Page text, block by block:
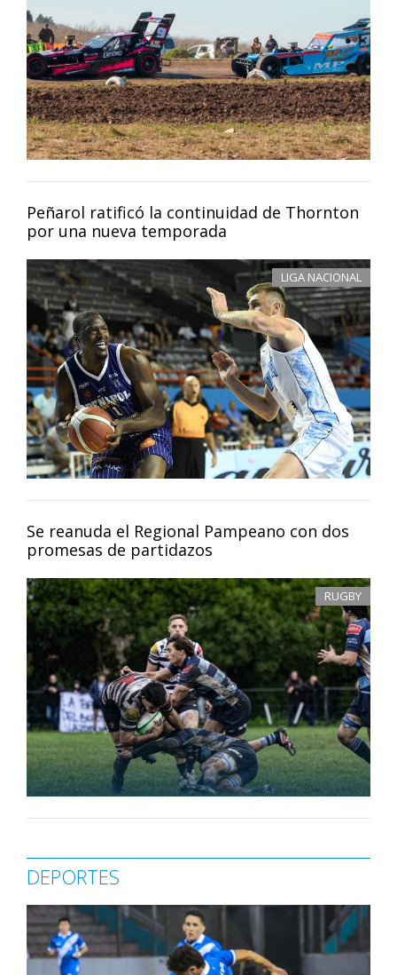
Peñarol ratificó la continuidad de Thornton
por una nueva temporada
LIGA NACIONAL
Se reanuda el Regional Pampeano con dos
promesas de partidazos
RUGBY
DEPORTES